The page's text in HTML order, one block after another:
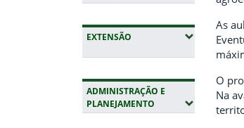
EXTENSÃO (EXPANDIR SUBMENUS)
ADMINISTRAÇÃO E
PLANEJAMENTO (EXPANDIR
As
O
Na